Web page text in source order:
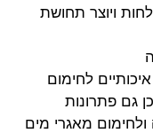
ויוצר תחושת
לחימום
גם פתרונות
מאגרי מים